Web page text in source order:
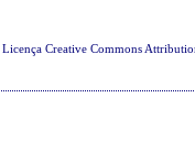
Licença Creative Commons